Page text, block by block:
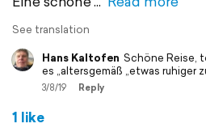
See translation
Hans Kaltofen Schöne Reise,
es „altersgemäß „etwas ruhiger
3/8/19 Reply
1 like